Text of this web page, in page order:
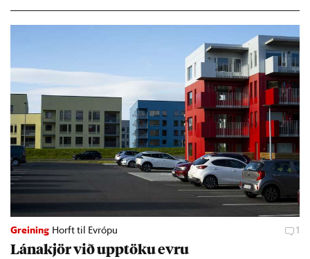
Greining Horft til Evrópu 1
Lána­kjör við upp­töku evru